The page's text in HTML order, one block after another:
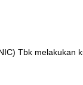
Tbk melakukan